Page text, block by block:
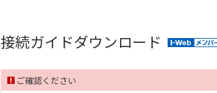
接続ガイドダウンロード
ご確認ください